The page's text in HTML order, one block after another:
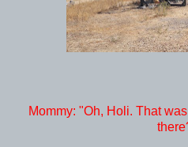
Mommy: "Oh, Holi. That